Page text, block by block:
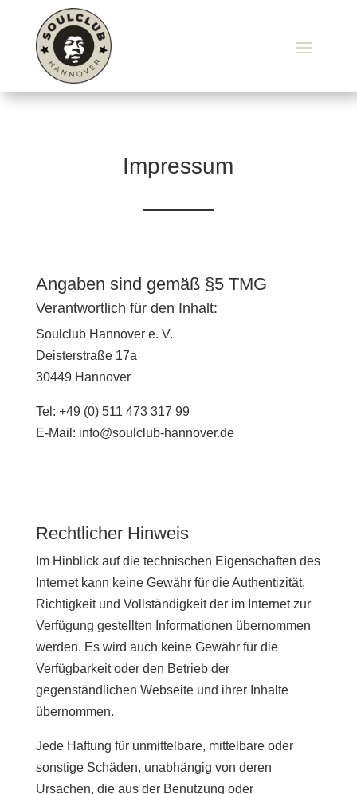
Impressum
Angaben sind gemäß §5 TMG
Verantwortlich für den Inhalt:
Soulclub Hannover e. V.
Deisterstraße 17a
30449 Hannover
Tel: +49 (0) 511 473 317 99
E-Mail: info@soulclub-hannover.de
Rechtlicher Hinweis
Im Hinblick auf die technischen Eigenschaften des
Internet kann keine Gewähr für die Authentizität,
Richtigkeit und Vollständigkeit der im Internet zur
Verfügung gestellten Informationen übernommen
werden. Es wird auch keine Gewähr für die
Verfügbarkeit oder den Betrieb der
gegenständlichen Webseite und ihrer Inhalte
übernommen.
Jede Haftung für unmittelbare, mittelbare oder
sonstige Schäden, unabhängig von deren
Ursachen, die aus der Benutzung oder